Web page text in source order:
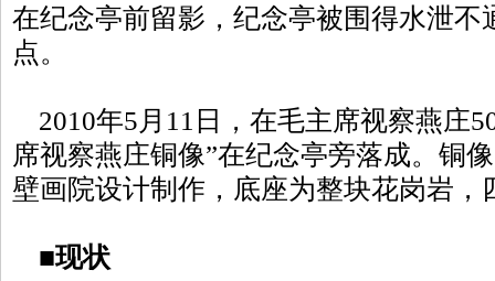
在纪念亭前留影，纪念亭被围得水泄不
点。
2010年5月11日，在毛主席视察燕庄
席视察燕庄铜像”在纪念亭旁落成。铜
壁画院设计制作，底座为整块花岗岩，
■现状